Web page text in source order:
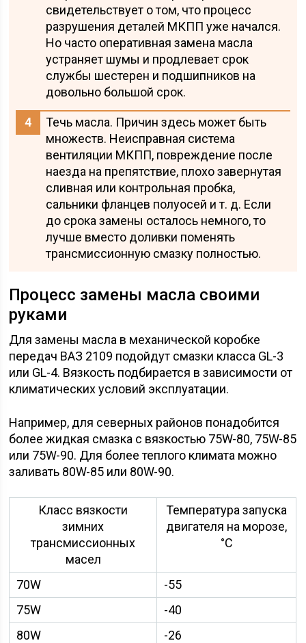
свидетельствует о том, что процесс
разрушения деталей МКПП уже начался.
Но часто оперативная замена масла
устраняет шумы и продлевает срок
службы шестерен и подшипников на
довольно большой срок.
Течь масла. Причин здесь может быть
множеств. Неисправная система
вентиляции МКПП, повреждение после
наезда на препятствие, плохо завернутая
сливная или контрольная пробка,
сальники фланцев полуосей и т. д. Если
до срока замены осталось немного, то
лучше вместо доливки поменять
трансмиссионную смазку полностью.
Процесс замены масла своими
руками
Для замены масла в механической коробке
передач ВАЗ 2109 подойдут смазки класса GL-3
или GL-4. Вязкость подбирается в зависимости от
климатических условий эксплуатации.
Например, для северных районов понадобится
более жидкая смазка с вязкостью 75W-80, 75W-85
или 75W-90. Для более теплого климата можно
заливать 80W-85 или 80W-90.
Класс вязкости
зимних
трансмиссионных
масел
Температура запуска
двигателя на морозе,
°С
70W
-55
75W
-40
80W
-26